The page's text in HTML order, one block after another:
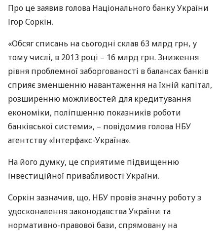
Про це заявив голова Національного банку України
Ігор Соркін.
«Обсяг списань на сьогодні склав 63 млрд грн, у
тому числі, в 2013 році – 16 млрд грн. Зниження
рівня проблемної заборгованості в балансах банків
сприяє зменшенню навантаження на їхній капітал,
розширенню можливостей для кредитування
економіки, поліпшенню показників роботи
банківської системи», – повідомив голова НБУ
агентству «Інтерфакс-Україна».
На його думку, це сприятиме підвищенню
інвестиційної привабливості України.
Соркін зазначив, що, НБУ провів значну роботу з
удосконалення законодавства України та
нормативно-правової бази, спрямовану на